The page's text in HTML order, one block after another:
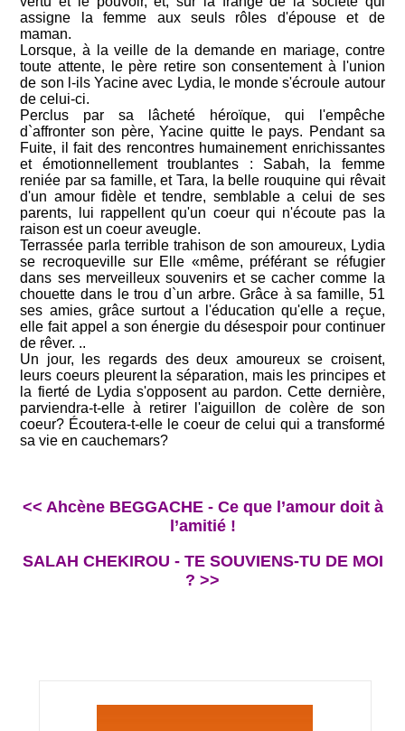
assigne la femme aux seuls rôles d'épouse et de
maman.
Lorsque, à la veille de la demande en mariage, contre
toute attente, le père retire son consentement à l'union
de son l-ils Yacine avec Lydia, le monde s'écroule autour
de celui-ci.
Perclus par sa lâcheté héroïque, qui l'empêche
d`affronter son père, Yacine quitte le pays. Pendant sa
Fuite, il fait des rencontres humainement enrichissantes
et émotionnellement troublantes : Sabah, la femme
reniée par sa famille, et Tara, la belle rouquine qui rêvait
d'un amour fidèle et tendre, semblable a celui de ses
parents, lui rappellent qu'un coeur qui n'écoute pas la
raison est un coeur aveugle.
Terrassée parla terrible trahison de son amoureux, Lydia
se recroqueville sur Elle «même, préférant se réfugier
dans ses merveilleux souvenirs et se cacher comme la
chouette dans le trou d`un arbre. Grâce à sa famille, 51
ses amies, grâce surtout a l'éducation qu'elle a reçue,
elle fait appel a son énergie du désespoir pour continuer
de rêver. ..
Un jour, les regards des deux amoureux se croisent,
leurs coeurs pleurent la séparation, mais les principes et
la fierté de Lydia s'opposent au pardon. Cette dernière,
parviendra-t-elle à retirer l'aiguillon de colère de son
coeur? Écoutera-t-elle le coeur de celui qui a transformé
sa vie en cauchemars?
<< Ahcène BEGGACHE - Ce que l’amour doit à
l’amitié !
SALAH CHEKIROU - TE SOUVIENS-TU DE MOI
? >>